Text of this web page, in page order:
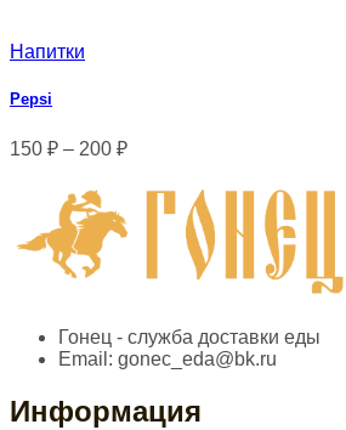
Напитки
Pepsi
150 ₽ – 200 ₽
Гонец - служба доставки еды
Email: gonec_eda@bk.ru
Информация